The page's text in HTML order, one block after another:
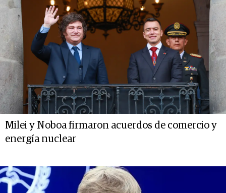
Milei y Noboa firmaron acuerdos de comercio y
energía nuclear